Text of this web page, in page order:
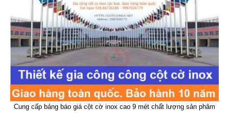
Cung cấp bảng báo giá cột cờ inox cao 9 mét chất lượng sản phâm